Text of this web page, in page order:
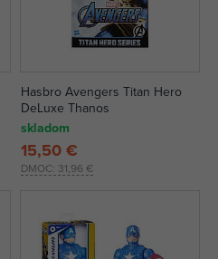
Hasbro Avengers Titan Hero
DeLuxe Thanos
skladom
DMOC: 31,96 €
15,50 €